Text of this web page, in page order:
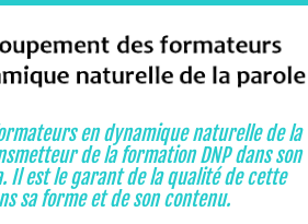
en dynamique naturelle de la
de la formation DNP dans son
Il est le garant de la qualité de cette
sa forme et de son contenu.